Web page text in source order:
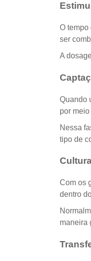
O
ser
A
Quando
por
Nessa
tipo de
Com os
dentro
maneira